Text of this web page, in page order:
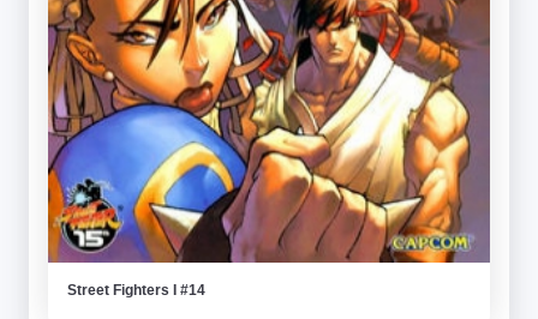
Street Fighters I #14